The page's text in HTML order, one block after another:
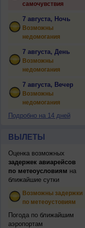
самочувствия
7 августа, Ночь
Возможны
недомогания
7 августа, День
Возможны
недомогания
7 августа, Вечер
Возможны
недомогания
Подробно на 14 дней
ВЫЛЕТЫ
Оценка возможных
задержек авиарейсов
по метеоусловиям на
ближайшие сутки
Возможны задержки
по метеоустовиям
Погода по ближайшим
аэропортам